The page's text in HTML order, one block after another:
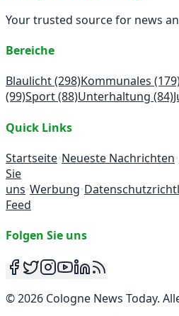
Your trusted source for news
Bereiche
Blaulicht(298)Kommunales
(99)Sport(88)Unterhaltung (84)
Quick Links
Startseite•Neueste Nachrichten•
Sie
uns•Werbung•
Feed
Folgen Sie uns
©2026 Cologne News Today.